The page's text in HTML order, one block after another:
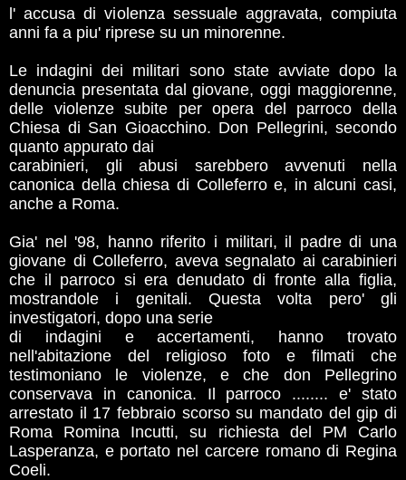
l' accusa di violenza sessuale aggravata, compiuta
anni fa a piu' riprese su un minorenne.
Le indagini dei militari sono state avviate dopo la
denuncia presentata dal giovane, oggi maggiorenne,
delle violenze subite per opera del parroco della
Chiesa di San Gioacchino. Don Pellegrini, secondo
quanto appurato dai
carabinieri, gli abusi sarebbero avvenuti nella
canonica della chiesa di Colleferro e, in alcuni casi,
anche a Roma.
Gia' nel '98, hanno riferito i militari, il padre di una
giovane di Colleferro, aveva segnalato ai carabinieri
che il parroco si era denudato di fronte alla figlia,
mostrandole i genitali. Questa volta pero' gli
investigatori, dopo una serie
di indagini e accertamenti, hanno trovato
nell'abitazione del religioso foto e filmati che
testimoniano le violenze, e che don Pellegrino
conservava in canonica. Il parroco ........ e' stato
arrestato il 17 febbraio scorso su mandato del gip di
Roma Romina Incutti, su richiesta del PM Carlo
Lasperanza, e portato nel carcere romano di Regina
Coeli.